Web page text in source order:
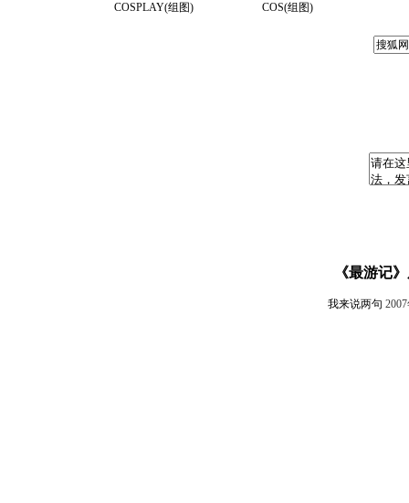
COSPLAY(组图)
COS(组图)
《最游记
我来说两句